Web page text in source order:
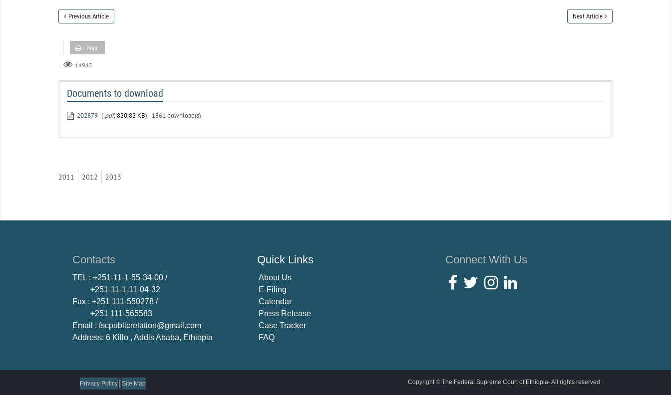
Previous Article Next Article
Print
14945
Documents to download
202879 (.pdf, 820.82 KB) - 1361 download(s)
2011 2012 2013
Contacts
TEL : +251-11-1-55-34-00 /
+251-11-1-11-04-32
Fax : +251 111-550278 /
+251 111-565583
Email : fscpublicrelation@gmail.com
Address: 6 Killo , Addis Ababa, Ethiopia
Quick Links
About Us
E-Filing
Calendar
Press Release
Case Tracker
FAQ
Connect With Us
Privacy Policy Site Map Copyright © The Federal Supreme Court of Ethiopia- All rights reserved